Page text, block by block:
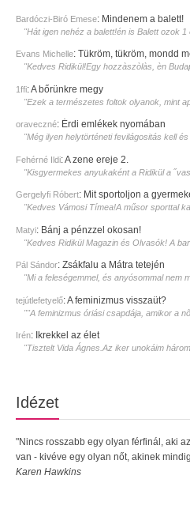
Bardóczi-Biró Emese: Mindenem a balett!
"Hát igen nehéz a balett!én is Balett ozok
Evans Michelle: Tükröm, tükröm, mondd
"Kedves Ridikül!Egy hozzàszòlàs, èn
1ffi:A bőrünkre megy
"Ezek a természetes foltok olyanok, mint
oraveczné: Érdi emlékek nyomában
"Még ilyen helytörténeti fevilágositás kell
Fehérné Ildi:A zene ereje 2.
"Kisgyermekes anyukaként a Ridikül a
Gergelyfi Róbert: Mit sportoljon a
"Kedves Vámosi Tímea!A műsor sporttal
Matyi: Bánj a pénzzel okosan!
"Kedves Ridikül Magazin és Olvasók! A
Pál Sándor: Zsákfalu a Mátra tetején
"Mi a feleségemmel, és anyósommal nem
tejútlefetyelő:A feminizmus visszaüt?
""A feminizmus óriási csapdája, amikor a
Irén: Ikrekkel az élet
"Tisztelt Vida Ágnes.Az iker unokáim
Idézet
"Nincs rosszabb egy olyan férfinál, aki
van - kivéve egy olyan nőt, akinek
Karen Hawkins